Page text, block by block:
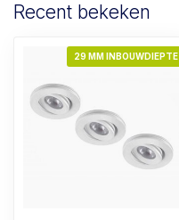
Recent bekeken
29 MM INBOUWDIEPTE